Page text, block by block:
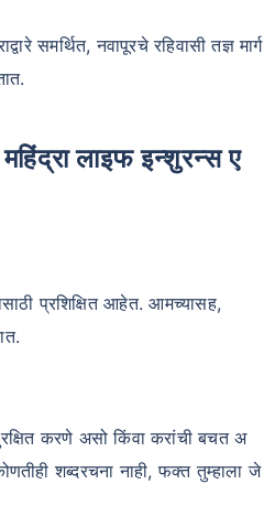
समर्थित, नवापूरचे रहिवासी तज्ञ मार्ग
प्रशिक्षित आहेत. आमच्यासह,
करणे असो किंवा करांची बचत अ
शब्दरचना नाही, फक्त तुम्हाला जे